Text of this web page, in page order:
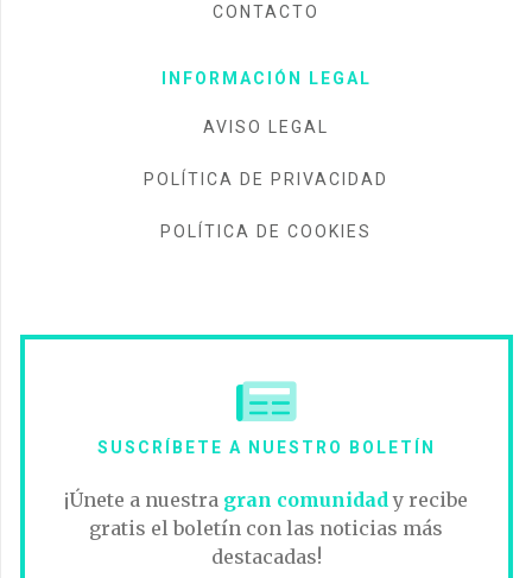
CONTACTO
INFORMACIÓN LEGAL
AVISO LEGAL
POLÍTICA DE PRIVACIDAD
POLÍTICA DE COOKIES
SUSCRÍBETE A NUESTRO BOLETÍN
¡Únete a nuestra gran comunidad y recibe
gratis el boletín con las noticias más
destacadas!